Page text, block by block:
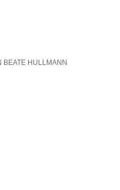
BEATE HULLMANN